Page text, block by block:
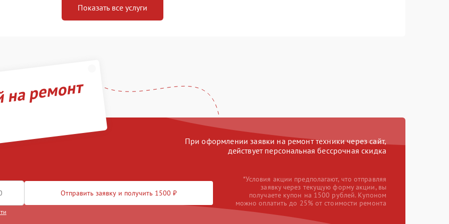
Показать все услуги
ремонт
При оформлении заявки на ремонт техники через сайт,
действует персональная бессрочная скидка
Отправить заявку и получить 1500 ₽
*Условия акции предполагают, что отправляя
заявку через текущую форму акции, вы
получаете купон на 1500 рублей. Купоном
можно оплатить до 25% от стоимости ремонта